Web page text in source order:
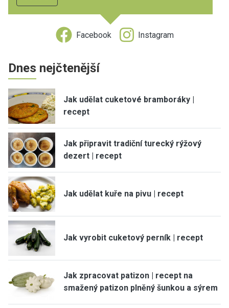
Facebook Instagram
Dnes nejčtenější
Jak udělat cuketové bramboráky |
recept
Jak připravit tradiční turecký rýžový
dezert | recept
Jak udělat kuře na pivu | recept
Jak vyrobit cuketový perník | recept
Jak zpracovat patizon | recept na
smažený patizon plněný šunkou a sýrem